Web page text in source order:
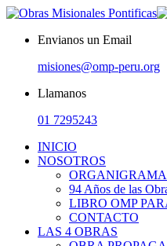
Envianos un Email
misiones@omp-peru.org
Llamanos
01 7295243
INICIO
NOSOTROS
ORGANIGRAMA
94 Años de las
LIBRO OMP
CONTACTO
LAS 4 OBRAS